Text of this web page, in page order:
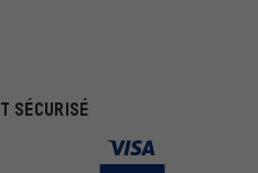
SÉCURISÉ